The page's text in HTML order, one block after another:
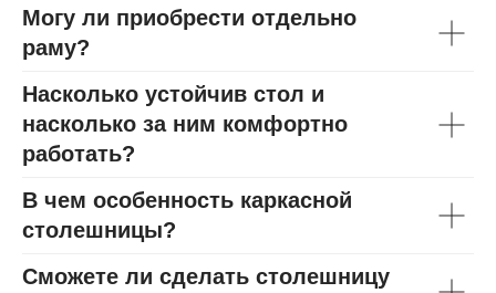
Могу ли приобрести отдельно
раму?
Насколько устойчив стол и
насколько за ним комфортно
работать?
В чем особенность каркасной
столешницы?
Сможете ли сделать столешницу